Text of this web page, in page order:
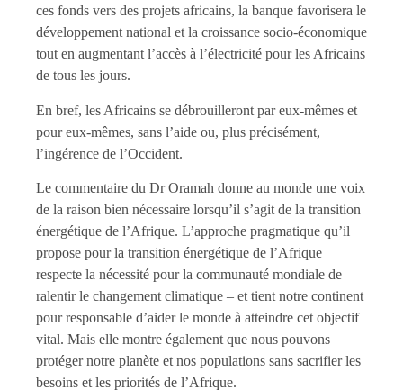
ces fonds vers des projets africains, la banque favorisera le
développement national et la croissance socio-économique
tout en augmentant l’accès à l’électricité pour les Africains
de tous les jours.
En bref, les Africains se débrouilleront par eux-mêmes et
pour eux-mêmes, sans l’aide ou, plus précisément,
l’ingérence de l’Occident.
Le commentaire du Dr Oramah donne au monde une voix
de la raison bien nécessaire lorsqu’il s’agit de la transition
énergétique de l’Afrique. L’approche pragmatique qu’il
propose pour la transition énergétique de l’Afrique
respecte la nécessité pour la communauté mondiale de
ralentir le changement climatique – et tient notre continent
pour responsable d’aider le monde à atteindre cet objectif
vital. Mais elle montre également que nous pouvons
protéger notre planète et nos populations sans sacrifier les
besoins et les priorités de l’Afrique.